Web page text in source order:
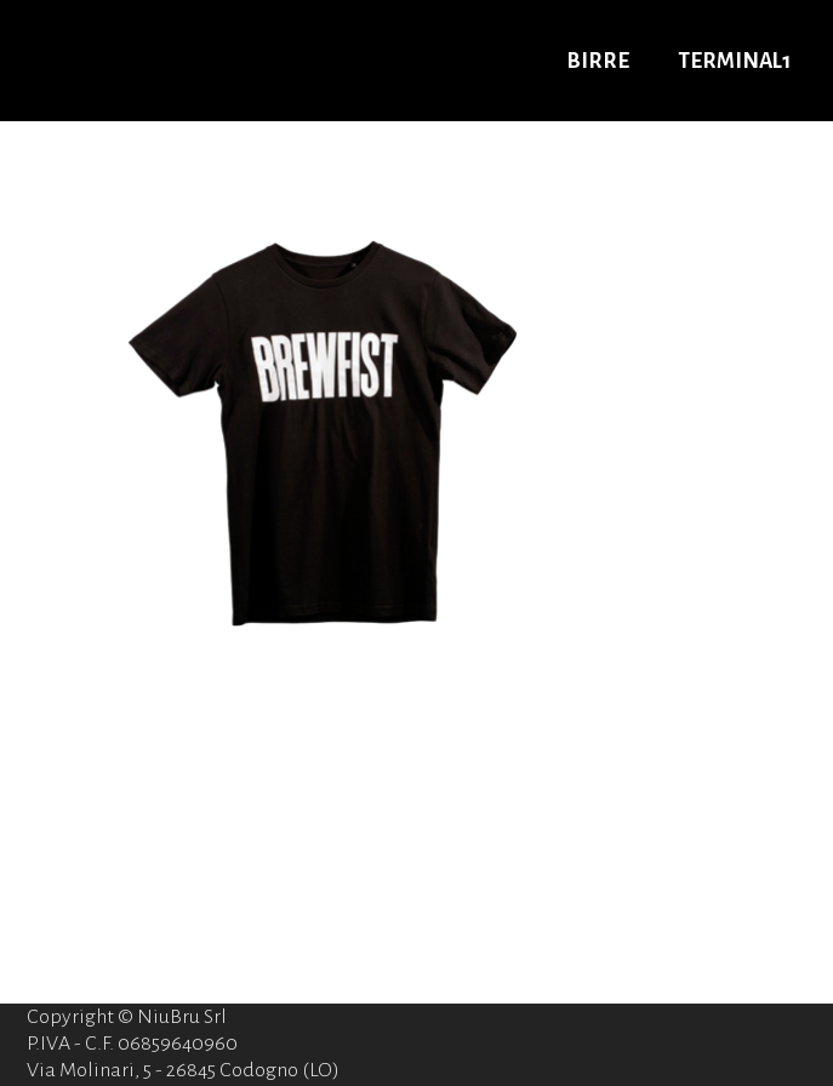
BIRRE TERMINAL1
Copyright © NiuBru Srl
P.IVA - C.F. 06859640960
Via Molinari, 5 - 26845 Codogno (LO)